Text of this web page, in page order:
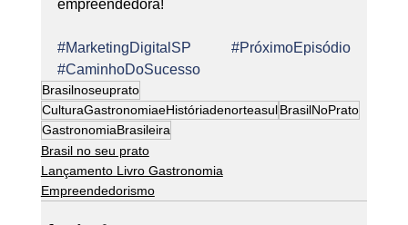
empreendedora!
#MarketingDigitalSP
#PróximoEpisódio
#CaminhoDoSucesso
Brasilnoseuprato
CulturaGastronomiaeHistóriadenorteasul BrasilNoPrato
GastronomiaBrasileira
Brasil no seu prato
Lançamento Livro Gastronomia
Empreendedorismo